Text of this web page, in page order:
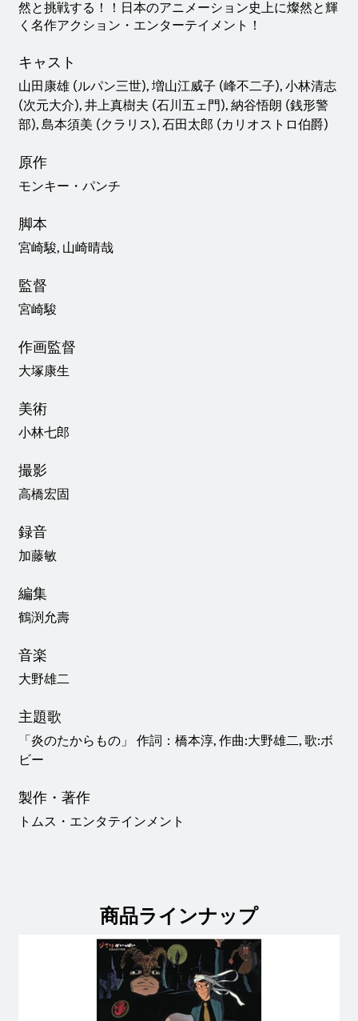
然と挑戦する！！日本のアニメーション史上に燦然と輝
く名作アクション・エンターテイメント！
キャスト
山田康雄 (ルパン三世), 増山江威子 (峰不二子), 小林清志
(次元大介), 井上真樹夫 (石川五ェ門), 納谷悟朗 (銭形警
部), 島本須美 (クラリス), 石田太郎 (カリオストロ伯爵)
原作
モンキー・パンチ
脚本
宮崎駿, 山崎晴哉
監督
宮崎駿
作画監督
大塚康生
美術
小林七郎
撮影
高橋宏固
録音
加藤敏
編集
鶴渕允壽
音楽
大野雄二
主題歌
「炎のたからもの」 作詞：橋本淳, 作曲:大野雄二, 歌:ボ
ビー
製作・著作
トムス・エンタテインメント
商品ラインナップ